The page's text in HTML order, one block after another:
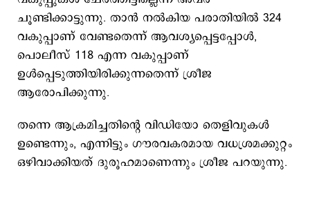
ചൂണ്ടിക്കാട്ടുന്നു. താൻ നൽകിയ പരാതിയിൽ 324
വകുപ്പാണ് വേണ്ടതെന്ന് ആവശ്യപ്പെട്ടപ്പോൾ,
പൊലീസ് 118 എന്ന വകുപ്പാണ്
ഉൾപ്പെടുത്തിയിരിക്കുന്നതെന്ന് ശ്രീജ
ആരോപിക്കുന്നു.
തന്നെ ആക്രമിച്ചതിന്റെ വിഡിയോ തെളിവുകൾ
ഉണ്ടെന്നും, എന്നിട്ടും ഗൗരവകരമായ വധശ്രമക്കുറ്റം
ഒഴിവാക്കിയത് ദുരൂഹമാണെന്നും ശ്രീജ പറയുന്നു.